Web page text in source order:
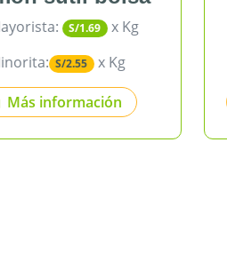
P. Mayorista: S/3.77
P. Minorita: S/5.05
Más información